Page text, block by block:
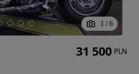
1 / 6
31 500 PLN